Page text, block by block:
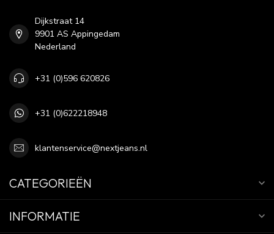
Dijkstraat 14
9901 AS Appingedam
Nederland
+31 (0)596 620826
+31 (0)622218948
klantenservice@nextjeans.nl
CATEGORIEËN
INFORMATIE